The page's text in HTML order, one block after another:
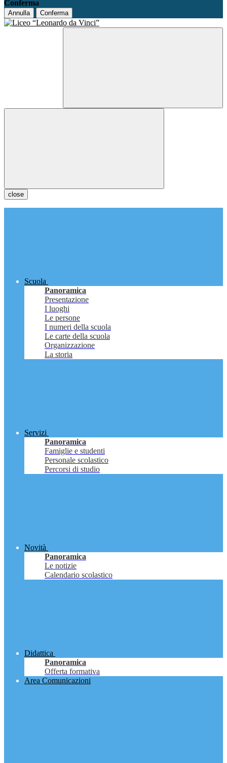
Conferma
Annulla Conferma
close
Scuola
Panoramica
Presentazione
I luoghi
Le persone
I numeri della scuola
Le carte della scuola
Organizzazione
La storia
Servizi
Panoramica
Famiglie e studenti
Personale scolastico
Percorsi di studio
Novità
Panoramica
Le notizie
Calendario scolastico
Didattica
Panoramica
Offerta formativa
Area Comunicazioni